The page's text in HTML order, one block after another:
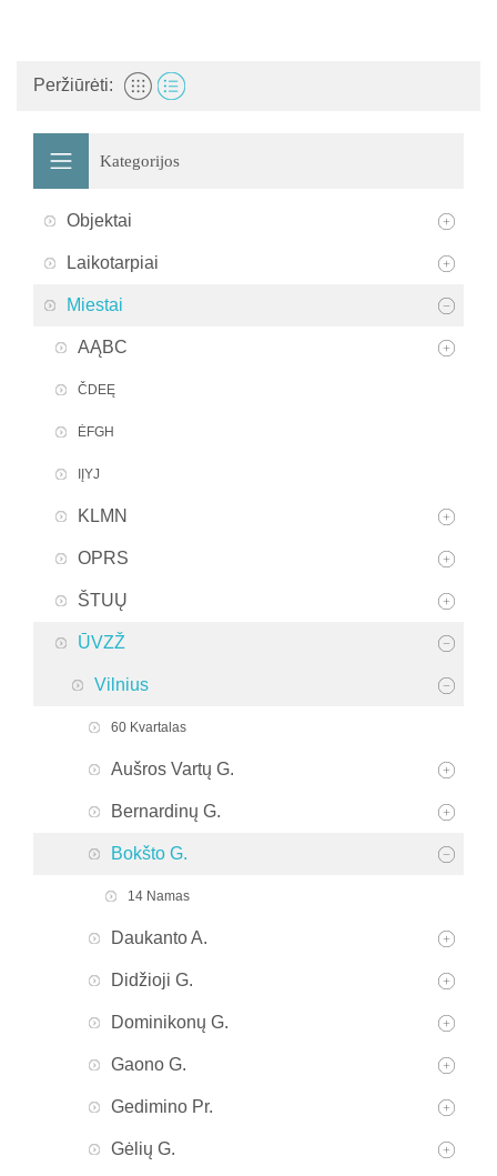
Peržiūrėti:
Kategorijos
Objektai
Laikotarpiai
Miestai
AĄBC
ČDEĘ
ĖFGH
IĮYJ
KLMN
OPRS
ŠTUŲ
ŪVZŽ
Vilnius
60 Kvartalas
Aušros Vartų G.
Bernardinų G.
Bokšto G.
14 Namas
Daukanto A.
Didžioji G.
Dominikonų G.
Gaono G.
Gedimino Pr.
Gėlių G.